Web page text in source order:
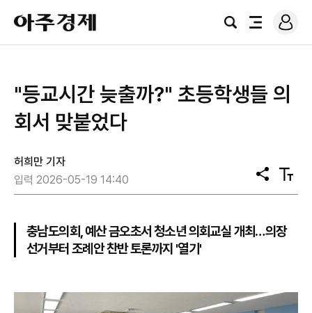
아
주
경
검
전
로
그
"등교시간 늦출까?" 초등학생들 의
회서 맞붙었다
허희만 기자
입력 2026-05-19 14:40
공
유
텍
스
기
충남도의회, 예산 금오초서 청소년 의회교실 개최…의장
선거부터 조례안 찬반 토론까지 '열기'